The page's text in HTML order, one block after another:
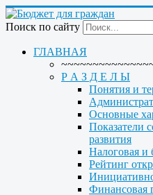
Поиск по сайту
ГЛАВНАЯ
Р А З Д Е Л Ы
Понятия и
Основные
Показатели
развития
Налоговая и
Рейтинг
Финансовая